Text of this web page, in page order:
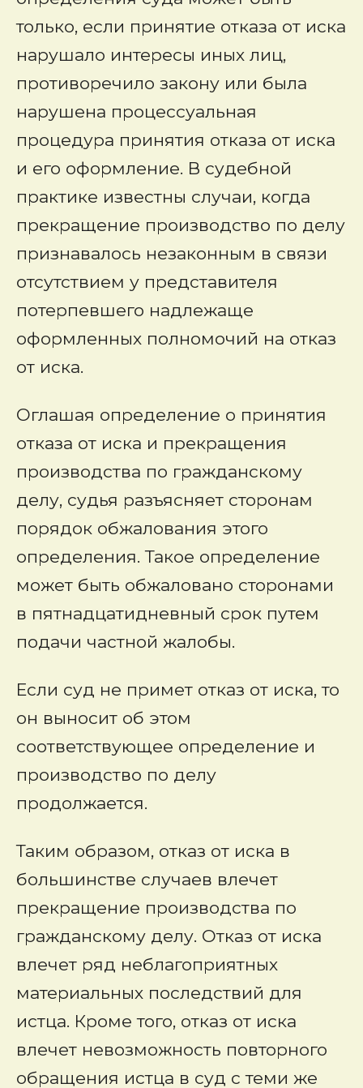
только, если принятие отказа от иска
нарушало интересы иных лиц,
противоречило закону или была
нарушена процессуальная
процедура принятия отказа от иска
и его оформление. В судебной
практике известны случаи, когда
прекращение производство по делу
признавалось незаконным в связи
отсутствием у представителя
потерпевшего надлежаще
оформленных полномочий на отказ
от иска.
Оглашая определение о принятия
отказа от иска и прекращения
производства по гражданскому
делу, судья разъясняет сторонам
порядок обжалования этого
определения. Такое определение
может быть обжаловано сторонами
в пятнадцатидневный срок путем
подачи частной жалобы.
Если суд не примет отказ от иска, то
он выносит об этом
соответствующее определение и
производство по делу
продолжается.
Таким образом, отказ от иска в
большинстве случаев влечет
прекращение производства по
гражданскому делу. Отказ от иска
влечет ряд неблагоприятных
материальных последствий для
истца. Кроме того, отказ от иска
влечет невозможность повторного
обращения истца в суд с теми же